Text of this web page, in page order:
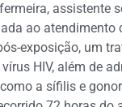
assistente
ao
exposição, um
HIV, além de
a sífilis e